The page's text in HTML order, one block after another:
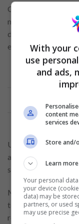
O seu investimento
mensais) ou não
dinheiro,
entre elas.
Uma ótima dica para
aporte em um
suficiente quando
Mantendo seus
terá 95% de
rendimento sobe
With your
use
and ads,
content
services
Store and/
Learn more
Your personal
your device
data) may be
partners, or used
may use precise